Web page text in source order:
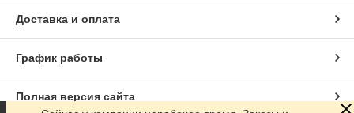
Доставка и оплата
График работы
Полная версия сайта